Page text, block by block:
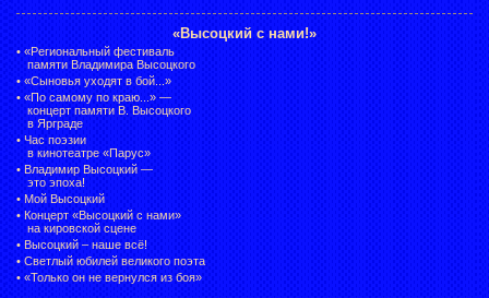
«Высоцкий с нами!»
• «Региональный фестиваль
памяти Владимира Высоцкого
• «Сыновья уходят в бой...»
• «По самому по краю...» —
концерт памяти В. Высоцкого
в Ярграде
• Час поэзии
в кинотеатре «Парус»
• Владимир Высоцкий —
это эпоха!
• Мой Высоцкий
• Концерт «Высоцкий с нами»
на кировской сцене
• Высоцкий – наше всё!
• Светлый юбилей великого поэта
• «Только он не вернулся из боя»